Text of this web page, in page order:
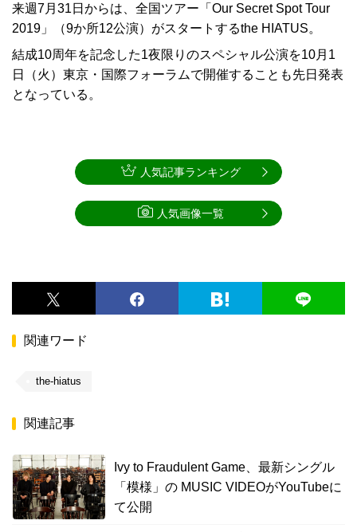
来週7月31日からは、全国ツアー「Our Secret Spot Tour
2019」（9か所12公演）がスタートするthe HIATUS。
結成10周年を記念した1夜限りのスペシャル公演を10月1
日（火）東京・国際フォーラムで開催することも先日発表
となっている。
関連ワード
the-hiatus
関連記事
Ivy to Fraudulent Game、最新シングル
「模様」の MUSIC VIDEOがYouTubeに
て公開
人気記事ランキング
人気画像一覧